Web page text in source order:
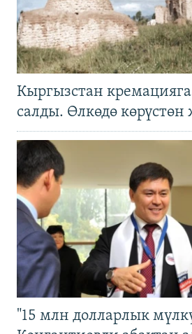
Кыргызстан
салды. Өлкөдө
"15 млн долларлык